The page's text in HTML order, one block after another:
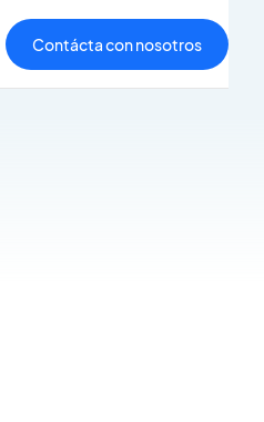
Contácta con nosotros